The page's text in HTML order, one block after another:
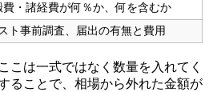
費・諸経費が何％か、何を含むか
ト事前調査、届出の有無と費用
こは一式ではなく数量を入れてく
ることで、相場から外れた金額が